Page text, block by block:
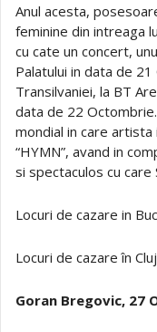
Anul acesta,
feminine din intreaga
cu cate un concert,
Palatului in data de
Transilvaniei, la BT
data de 22
mondial in care
“HYMN”, avand in
si spectaculos cu care
Locuri de cazare in
Locuri de cazare în
Goran Bregovic, 27